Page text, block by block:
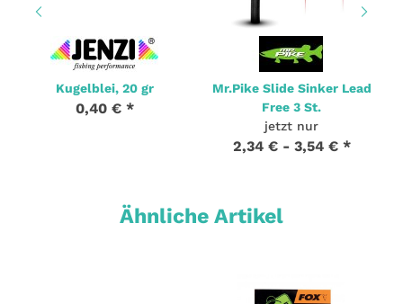
Kugelblei, 20 gr
0,40 € *
Mr.Pike Slide Sinker Lead
Free 3 St.
jetzt nur
2,34 € - 3,54 € *
Ähnliche Artikel